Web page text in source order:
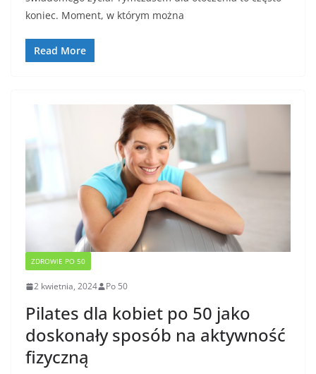
e
b
o
k
er l e
koniec. Moment, w którym można
Read More
ZDROWIE PO 50
2 kwietnia, 2024 Po 50
Pilates dla kobiet po 50 jako
doskonały sposób na aktywność
fizyczną